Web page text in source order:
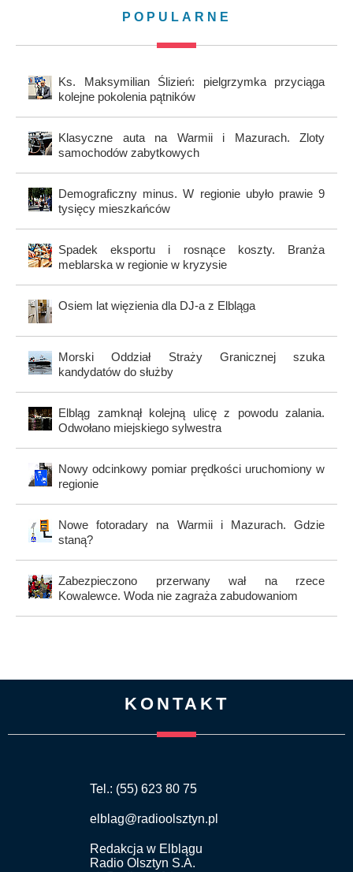
POPULARNE
Ks. Maksymilian Ślizień: pielgrzymka przyciąga
kolejne pokolenia pątników
Klasyczne auta na Warmii i Mazurach. Zloty
samochodów zabytkowych
Demograficzny minus. W regionie ubyło prawie 9
tysięcy mieszkańców
Spadek eksportu i rosnące koszty. Branża
meblarska w regionie w kryzysie
Osiem lat więzienia dla DJ-a z Elbląga
Morski Oddział Straży Granicznej szuka
kandydatów do służby
Elbląg zamknął kolejną ulicę z powodu zalania.
Odwołano miejskiego sylwestra
Nowy odcinkowy pomiar prędkości uruchomiony w
regionie
Nowe fotoradary na Warmii i Mazurach. Gdzie
staną?
Zabezpieczono przerwany wał na rzece
Kowalewce. Woda nie zagraża zabudowaniom
KONTAKT
Tel.: (55) 623 80 75
elblag@radioolsztyn.pl
Redakcja w Elblągu
Radio Olsztyn S.A.